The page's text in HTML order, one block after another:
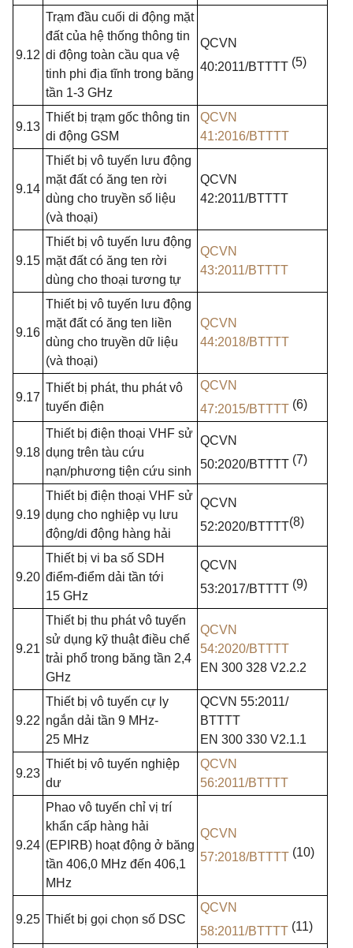
9.12
Trạm đầu cuối di động mặt
đất của hệ thống thông tin
di động toàn cầu qua vệ
tinh phi địa tĩnh trong băng
tần 1-3 GHz
QCVN
40:2011/BTTTT (5)
9.13
Thiết bị trạm gốc thông tin
di động GSM
QCVN
41:2016/BTTTT
9.14
Thiết bị vô tuyến lưu động
mặt đất có ăng ten rời
dùng cho truyền số liệu
(và thoại)
QCVN
42:2011/BTTTT
9.15
Thiết bị vô tuyến lưu động
mặt đất có ăng ten rời
dùng cho thoại tương tự
QCVN
43:2011/BTTTT
9.16
Thiết bị vô tuyến lưu động
mặt đất có ăng ten liền
dùng cho truyền dữ liệu
(và thoại)
QCVN
44:2018/BTTTT
9.17
Thiết bị phát, thu phát vô
tuyến điện
QCVN
47:2015/BTTTT (6)
9.18
Thiết bị điện thoại VHF sử
dụng trên tàu cứu
nạn/phương tiện cứu sinh
QCVN
50:2020/BTTTT (7)
9.19
Thiết bị điện thoại VHF sử
dụng cho nghiệp vụ lưu
động/di động hàng hải
QCVN
52:2020/BTTTT(8)
9.20
Thiết bị vi ba số SDH
điểm-điểm dải tần tới
15 GHz
QCVN
53:2017/BTTTT (9)
9.21
Thiết bị thu phát vô tuyến
sử dụng kỹ thuật điều chế
trải phổ trong băng tần 2,4
GHz
QCVN
54:2020/BTTTT
EN 300 328 V2.2.2
9.22
Thiết bị vô tuyến cự ly
ngắn dải tần 9 MHz-
25 MHz
QCVN 55:2011/
BTTTT
EN 300 330 V2.1.1
9.23
Thiết bị vô tuyến nghiệp
dư
QCVN
56:2011/BTTTT
9.24
Phao vô tuyến chỉ vị trí
khẩn cấp hàng hải
(EPIRB) hoạt động ở băng
tần 406,0 MHz đến 406,1
MHz
QCVN
57:2018/BTTTT (10)
9.25 Thiết bị gọi chọn số DSC
QCVN
58:2011/BTTTT (11)